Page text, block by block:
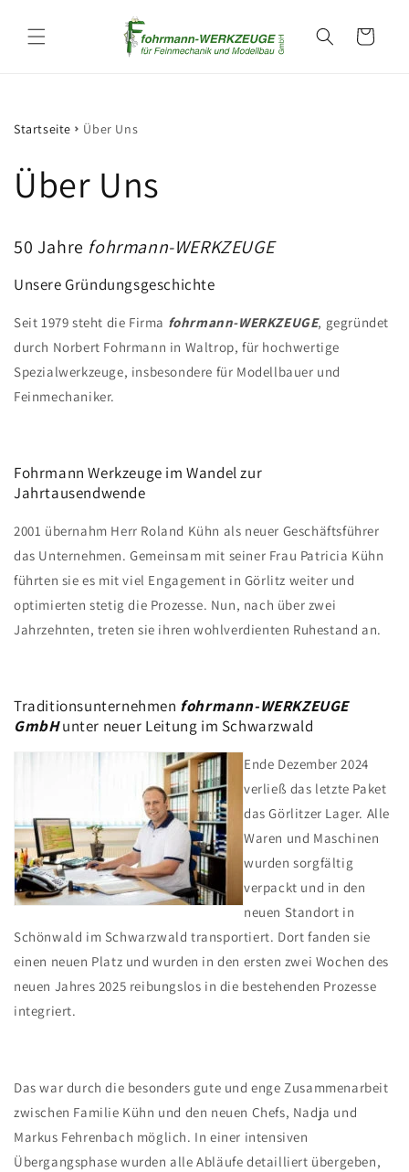
Inhalt
Warenkorb
Startseite Über Uns
Über Uns
50 Jahre fohrmann-WERKZEUGE
Unsere Gründungsgeschichte
Seit 1979 steht die Firma fohrmann-WERKZEUGE, gegründet
durch Norbert Fohrmann in Waltrop, für hochwertige
Spezialwerkzeuge, insbesondere für Modellbauer und
Feinmechaniker.
Fohrmann Werkzeuge im Wandel zur
Jahrtausendwende
2001 übernahm Herr Roland Kühn als neuer Geschäftsführer
das Unternehmen. Gemeinsam mit seiner Frau Patricia Kühn
führten sie es mit viel Engagement in Görlitz weiter und
optimierten stetig die Prozesse. Nun, nach über zwei
Jahrzehnten, treten sie ihren wohlverdienten Ruhestand an.
Traditionsunternehmen fohrmann-WERKZEUGE
GmbHunter neuer Leitung im Schwarzwald
Ende Dezember 2024
verließ das letzte Paket
das Görlitzer Lager. Alle
Waren und Maschinen
wurden sorgfältig
verpackt und in den
neuen Standort in
Schönwald im Schwarzwald transportiert. Dort fanden sie
einen neuen Platz und wurden in den ersten zwei Wochen des
neuen Jahres 2025 reibungslos in die bestehenden Prozesse
integriert.
Das war durch die besonders gute und enge Zusammenarbeit
zwischen Familie Kühn und den neuen Chefs, Nadja und
Markus Fehrenbach möglich. In einer intensiven
Übergangsphase wurden alle Abläufe detailliert übergeben,